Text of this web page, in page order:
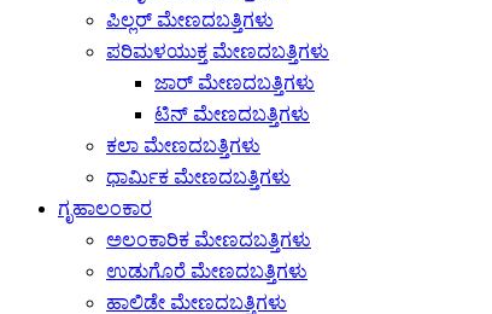
ಪಿಲ್ಲರ್ ಮೇಣದಬತ್ತಿಗಳು
ಪರಿಮಳಯುಕ್ತ ಮೇಣದಬತ್ತಿಗಳು
ಜಾರ್ ಮೇಣದಬತ್ತಿಗಳು
ಟಿನ್ ಮೇಣದಬತ್ತಿಗಳು
ಕಲಾ ಮೇಣದಬತ್ತಿಗಳು
ಧಾರ್ಮಿಕ ಮೇಣದಬತ್ತಿಗಳು
ಗೃಹಾಲಂಕಾರ
ಅಲಂಕಾರಿಕ ಮೇಣದಬತ್ತಿಗಳು
ಉಡುಗೊರೆ ಮೇಣದಬತ್ತಿಗಳು
ಹಾಲಿಡೇ ಮೇಣದಬತ್ತಿಗಳು